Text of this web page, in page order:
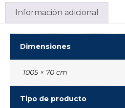
Información adicional
Dimensiones
1005 × 70 cm
Tipo de producto